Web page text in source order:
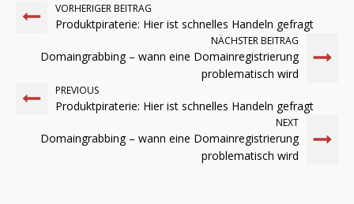
VORHERIGER BEITRAG
Produktpiraterie: Hier ist schnelles Handeln gefragt
NÄCHSTER BEITRAG
Domaingrabbing – wann eine Domainregistrierung
problematisch wird
PREVIOUS
Produktpiraterie: Hier ist schnelles Handeln gefragt
NEXT
Domaingrabbing – wann eine Domainregistrierung
problematisch wird